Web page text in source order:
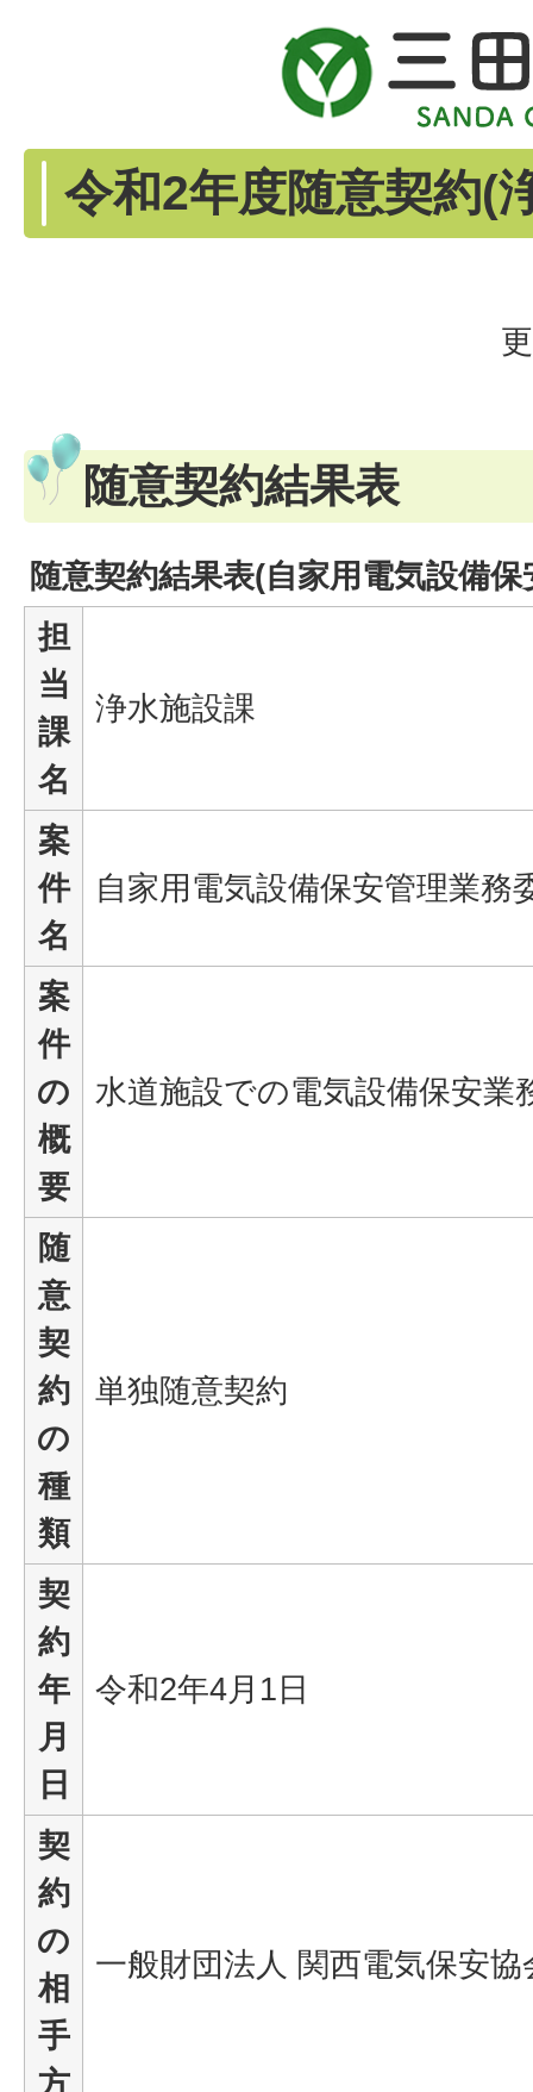
令和2年度随意契約(
随意契約結果表
随意契約結果表(自家用電気設備
担
当
課
名
浄水施設課
案
件
名
自家用電気設備保安管理業務
案
件
の
概
要
水道施設での電気設備保安業
随
意
契
約
の
種
類
単独随意契約
契
約
年
月
日
令和2年4月1日
契
約
の
相
手
方
一般財団法人 関西電気保安協